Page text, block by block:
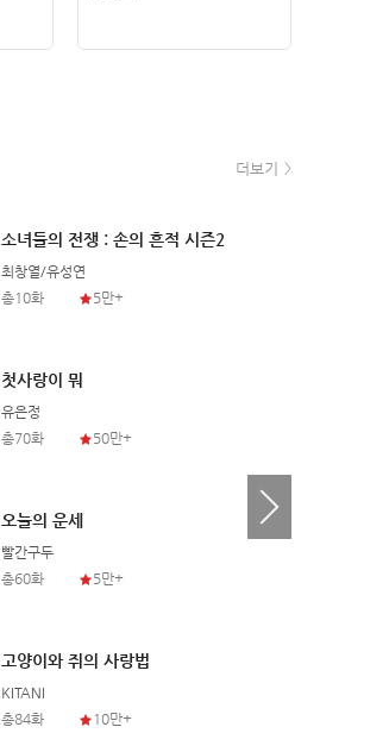
더보기
소녀들의 전쟁 : 손의 흔적 시즌2
최창열/유성연
총10화
5만+
첫사랑이 뭐
유은정
총70화
50만+
오늘의 운세
빨간구두
총60화
5만+
고양이와 쥐의 사랑법
KITANI
총84화
10만+